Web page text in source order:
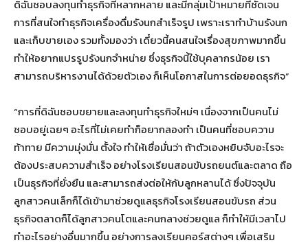
ดิฉันชอบลงทุนทำธุรกิจที่หลากหลาย และมีกลุ่มเป้าหมายที่ชัดเจน
การที่สนใจทำธุรกิจเครื่องดื่มรังนกสำเร็จรูป เพราะเราทำบ้านรังนก
และเก็บขายเอง รวมทั้งมองว่า เดี๋ยวนี้คนสนใจเรื่องสุขภาพมากขึ้น
ทำให้อยากแปรรูปรังนกจำหน่าย ซึ่งธุรกิจนี้ใช้บุคลากรน้อย เรา
สามารถบริหารงานได้ด้วยตัวเอง ก็เห็นโอกาสในการต่อยอดธุรกิจ”
“การที่ดิฉันชอบขยายและลงทุนทำธุรกิจใหม่ๆ เนื่องจากเป็นคนไม่
ชอบอยู่เฉยๆ อะไรที่ไม่เคยทำก็อยากลองทำ เป็นคนที่ชอบความ
ท้าทาย มีความมุ่งมั่น ตั้งใจ ทำให้เชื่อมั่นว่า ถ้าตัวเองหยิบจับอะไรจะ
ต้องประสบความสำเร็จ อย่างโรงเรียนสอนขับรถยนต์และตลาด ถือ
เป็นธุรกิจที่ยั่งยืน และสามารถส่งต่อให้กับลูกหลานได้ ซึ่งปัจจุบัน
ลูกสาวคนเล็กก็ได้เข้ามาช่วยดูแลธุรกิจโรงเรียนสอนขับรถ ส่วน
ธุรกิจตลาดก็ได้ลูกสาวคนโตและคนกลางช่วยดูแล ก็ทำให้มีเวลาไป
ทำอะไรอย่างอื่นมากขึ้น อย่างการลงเรียนคอร์สต่างๆ เพื่อเสริม